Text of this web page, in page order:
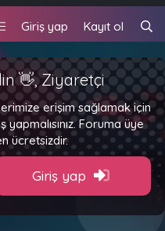
Giriş yap Kayıt ol
👋, Ziyaretçi
erişim sağlamak için
Foruma üye
ücretsizdir.
Giriş yap